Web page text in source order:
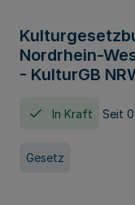
Nordrhein-
- KulturGB
In Kraft Seit
Gesetz